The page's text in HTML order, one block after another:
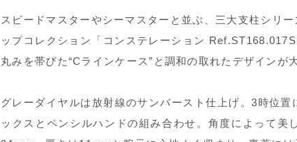
スピードマスターやシーマスターと並ぶ、三大支柱シリ
ップコレクション「コンステレーション
丸みを帯びた“Cラインケース”と調和の取れたデザインが
グレーダイヤルは放射線のサンバースト仕上げ。3時位
ックスとペンシルハンドの組み合わせ。角度によって